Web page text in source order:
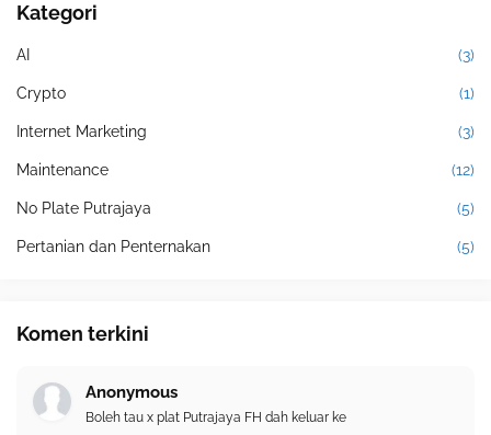
Kategori
AI (3)
Crypto (1)
Internet Marketing (3)
Maintenance (12)
No Plate Putrajaya (5)
Pertanian dan Penternakan (5)
Komen terkini
Anonymous
Boleh tau x plat Putrajaya FH dah keluar ke